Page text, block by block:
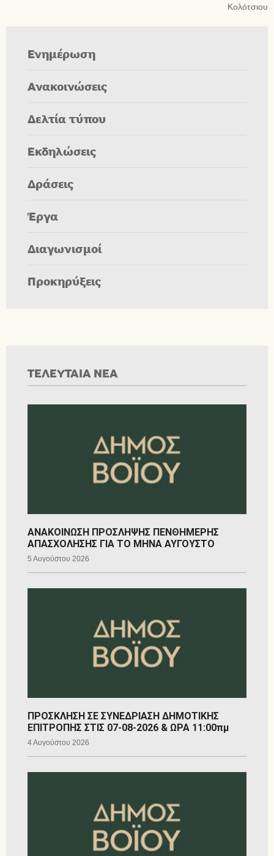
Κολότσιου
Ενημέρωση
Ανακοινώσεις
Δελτία τύπου
Εκδηλώσεις
Δράσεις
Έργα
Διαγωνισμοί
Προκηρύξεις
ΤΕΛΕΥΤΑΙΑ ΝΕΑ
ΑΝΑΚΟΙΝΩΣΗ ΠΡΟΣΛΗΨΗΣ ΠΕΝΘΗΜΕΡΗΣ
ΑΠΑΣΧΟΛΗΣΗΣ ΓΙΑ ΤΟ ΜΗΝΑ ΑΥΓΟΥΣΤΟ
5 Αυγούστου 2026
ΠΡΟΣΚΛΗΣΗ ΣΕ ΣΥΝΕΔΡΙΑΣΗ ΔΗΜΟΤΙΚΗΣ
ΕΠΙΤΡΟΠΗΣ ΣΤΙΣ 07-08-2026 & ΩΡΑ 11:00πμ
4 Αυγούστου 2026